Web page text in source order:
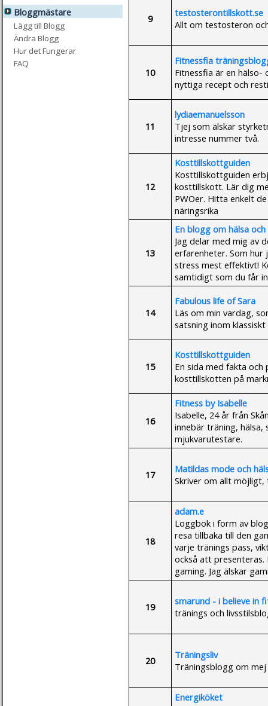
Bloggmästare
Lägg till Blogg
Ändra Blogg
Hur det Fungerar
FAQ
9
testosterontillskott.se
Allt om testosteron
10
Fitnessfia
Fitnessfia är en
nyttiga recept och
11
lydiaemanuelsson
Tjej som älskar
intresse nummer två.
12
Kosttillskottguiden
Kosttillskottguiden
kosttillskott. Lär dig
PWOer. Hitta enkelt
näringsrika
13
En blogg om hälsa
Jag delar med mig av
erfarenheter. Som hur
stress mest effektivt!
samtidigt som du får
14
Fabulous life of Sara
Läs om min vardag,
satsning inom
15
Kosttillskottguiden
En sida med fakta
kosttillskotten på
16
Fitness by Isabelle
Isabelle, 24 år från
innebär träning, hälsa,
mjukvarutestare.
17
Matildas mode och
Skriver om allt möjligt,
18
adam.e
Loggbok i form av
resa tillbaka till den
varje tränings pass,
också att
gaming. Jag älskar
19
smarund - i believe in
tränings och
20
Träningsliv
Träningsblogg om
Energiköket